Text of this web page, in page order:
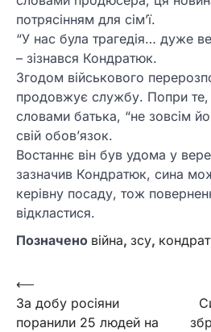
потрясінням для сім’ї.
“У нас була трагедія… дуже
– зізнався Кондратюк.
Згодом військового
продовжує службу. Попри те,
словами батька, “не зовсім
свій обов’язок.
Востаннє він був удома у
зазначив Кондратюк, сина
керівну посаду, тож
відкластися.
Позначено війна, зсу,
Навігація
записів
⟵
За добу росіяни
поранили 25 людей на